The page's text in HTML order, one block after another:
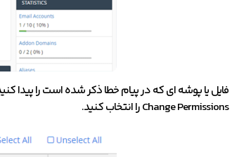
فایل یا پوشه ای که در پیام خطا ذکر شده است را پیدا
Change Permissions را انتخاب کنید.